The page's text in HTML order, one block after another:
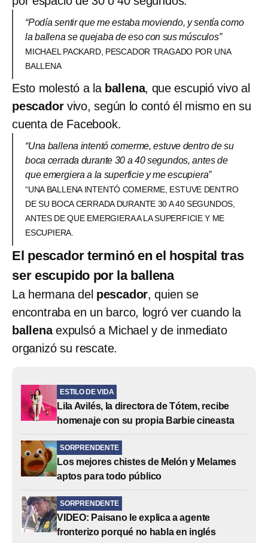
“Podía sentir que me estaba moviendo, y sentía como
la ballena se quejaba de eso con sus músculos”
MICHAEL PACKARD, PESCADOR TRAGADO POR UNA
BALLENA
Esto molestó a la ballena, que escupió vivo al
pescador vivo, según lo contó él mismo en su
cuenta de Facebook.
“Una ballena intentó comerme, estuve dentro de su
boca cerrada durante 30 a 40 segundos, antes de
que emergiera a la superficie y me escupiera”
“UNA BALLENA INTENTÓ COMERME, ESTUVE DENTRO
DE SU BOCA CERRADA DURANTE 30 A 40 SEGUNDOS,
ANTES DE QUE EMERGIERA A LA SUPERFICIE Y ME
ESCUPIERA.
El pescador terminó en el hospital tras
ser escupido por la ballena
La hermana del pescador, quien se
encontraba en un barco, logró ver cuando la
ballenaexpulsó a Michael y de inmediato
organizó su rescate.
ESTILO DE VIDA
Lila Avilés, la directora de Tótem, recibe
homenaje con su propia Barbie cineasta
SORPRENDENTE
Los mejores chistes de Melón y Melames
aptos para todo público
SORPRENDENTE
VIDEO: Paisano le explica a agente
fronterizo porqué no habla en inglés